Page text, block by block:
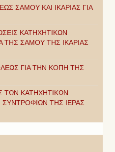
ΣΑΜΟΥ ΚΑΙ ΙΚΑΡΙΑΣ ΓΙΑ
ΚΑΤΗΧΗΤΙΚΩΝ
ΤΗΣ ΣΑΜΟΥ ΤΗΣ ΙΚΑΡΙΑΣ
ΓΙΑ ΤΗΝ ΚΟΠΗ ΤΗΣ
ΤΩΝ ΚΑΤΗΧΗΤΙΚΩΝ
ΤΗΣ ΙΕΡΑΣ